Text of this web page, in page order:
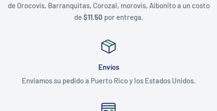
de Orocovis, Barranquitas, Corozal, morovis, Aibonito a un costo
de$11.50 por entrega.
Envíos
Enviamos su pedido a Puerto Rico y los Estados Unidos.